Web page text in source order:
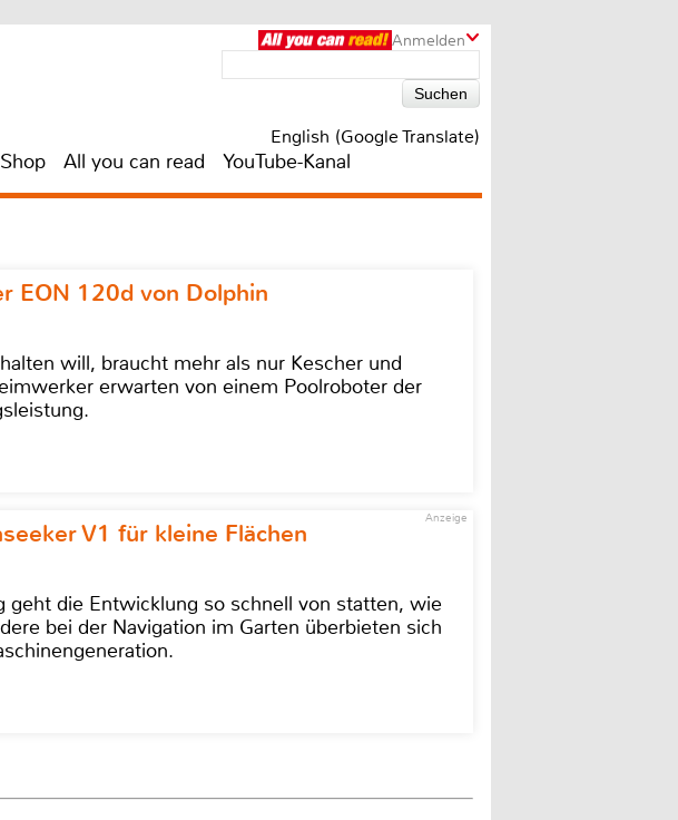
Anmelden
English (Google Translate)
Shop All you can read YouTube-Kanal
EON 120d von Dolphin
will, braucht mehr als nur Kescher und
erwarten von einem Poolroboter der
Anzeige
V1 für kleine Flächen
geht die Entwicklung so schnell von statten, wie
bei der Navigation im Garten überbieten sich